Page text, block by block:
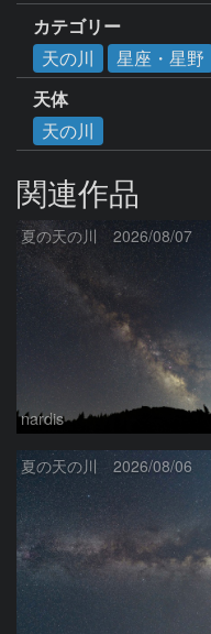
カテゴリー
天の川
星座・星野
天体
天の川
関連作品
夏の天の川 2026/08/07
nardis
夏の天の川 2026/08/06